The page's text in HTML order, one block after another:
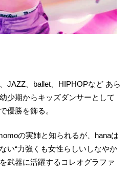
JAZZ、ballet、HIPHOPなど あら
少期からキッズダンサーとして
優勝を飾る。
の実姉と知られるが、hanaは
い“力強くも女性らしいしなやか
武器に活躍するコレオグラファ